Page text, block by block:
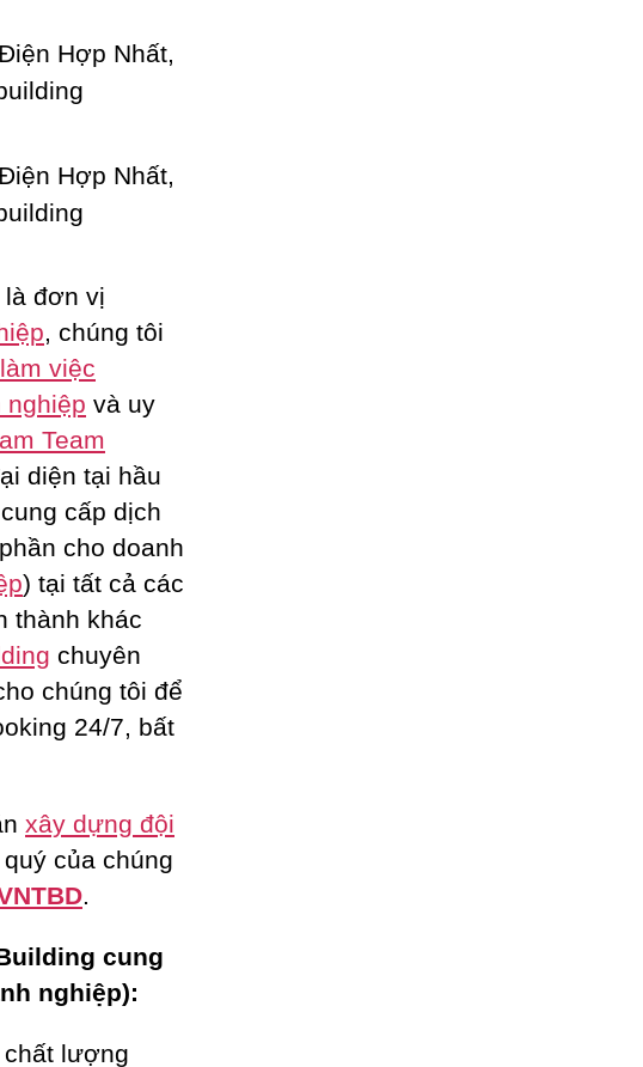
là đơn vị
, chúng tôi
việc
nghiệp và uy
Team
diện tại hầu
cấp dịch
cho doanh
) tại tất cả các
thành khác
chuyên
chúng tôi để
24/7, bất
xây dựng đội
của chúng
cung
nghiệp):
lượng